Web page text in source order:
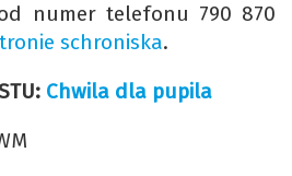
numer telefonu 790 870
schroniska.
Chwila dla pupila